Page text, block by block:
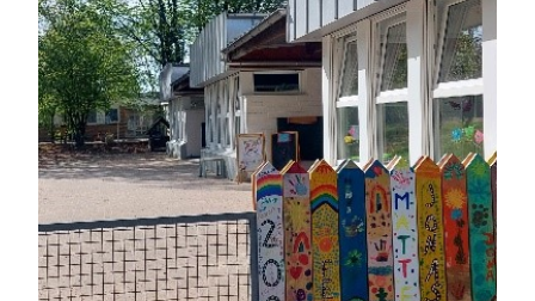
der Website erforderlich.
Einverständnis-Cookie
Name:
cookie_consent
Zweck:
Dieser Cookie speichert die ausgewählten
Einverständnis-Optionen des Benutzers
Cookie Laufzeit: